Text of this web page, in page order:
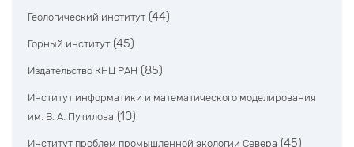
Геологический институт (44)
Горный институт (45)
Издательство КНЦ РАН (85)
Институт информатики и математического моделирования
им. В. А. Путилова (10)
Институт проблем промышленной экологии Севера (45)